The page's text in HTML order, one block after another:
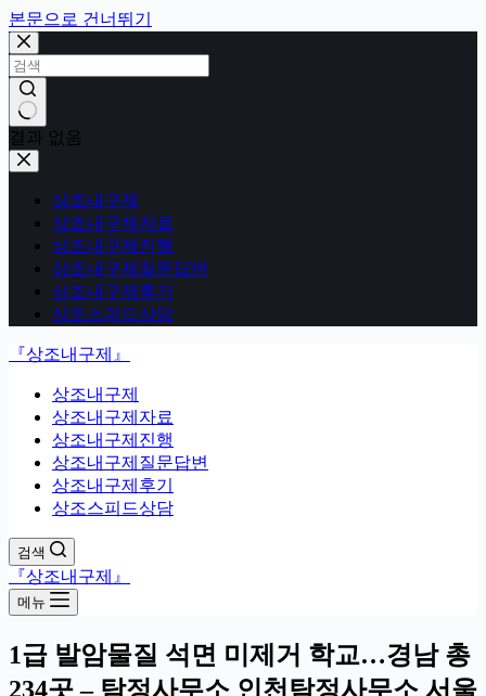
본문으로 건너뛰기
결과 없음
상조내구제
상조내구제자료
상조내구제진행
상조내구제질문답변
상조내구제후기
상조스피드상담
『상조내구제』
상조내구제
상조내구제자료
상조내구제진행
상조내구제질문답변
상조내구제후기
상조스피드상담
검색
『상조내구제』
메뉴
1급 발암물질 석면 미제거 학교…경남 총
234곳 – 탐정사무소 인천탐정사무소 서울